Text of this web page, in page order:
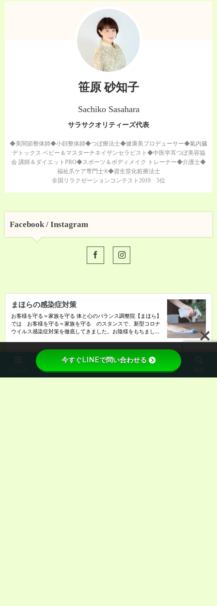
笹原 砂知子
Sachiko Sasahara
サラサクオリティーズ代表
◆美関節整体師◆小顔整体師◆つぼ療法士◆健康美プロデューサー◆氣内臓
デトックス ベビー＆マスターチネイザンセラピスト◆中医学耳つぼ美容協
会 講師＆ダイエットPRO◆スポーツ＆ボディメイク トレーナー◆介護士◆
福祉爪ケア専門士®◆資生堂化粧療法士
全国リラクゼーションコンテスト2019 5位
Facebook / Instagram
今すぐLINEで問い合わせる